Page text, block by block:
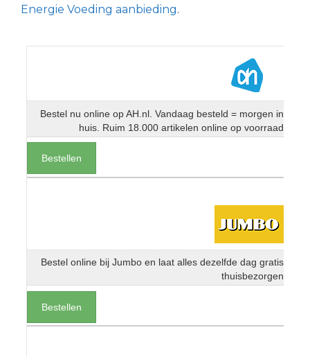
Energie Voeding aanbieding.
Bestel nu online op AH.nl. Vandaag besteld = morgen in
huis. Ruim 18.000 artikelen online op voorraad
Bestellen
Bestel online bij Jumbo en laat alles dezelfde dag gratis
thuisbezorgen
Bestellen